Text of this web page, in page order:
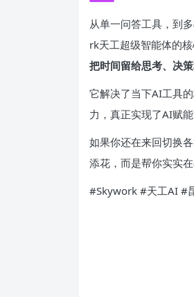
从单一问答工具，到
rk天工超级智能体的
把时间留给思考、决
它解决了当下AI工具
力，真正实现了AI赋能
如果你还在来回切换
添花，而是帮你实实
#Skywork #天工AI #